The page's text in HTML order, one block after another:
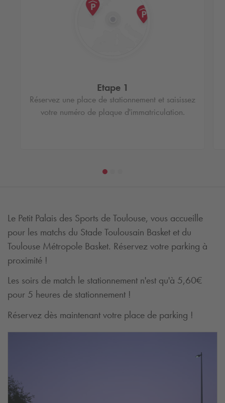
Etape 1
Réservez une place de stationnement et saisissez
votre numéro de plaque d'immatriculation.
Le Petit Palais des Sports de Toulouse, vous accueille
pour les matchs du Stade Toulousain Basket et du
Toulouse Métropole Basket. Réservez votre parking à
proximité !
Les soirs de match le stationnement n'est qu'à 5,60€
pour 5 heures de stationnement !
Réservez dès maintenant votre place de parking !